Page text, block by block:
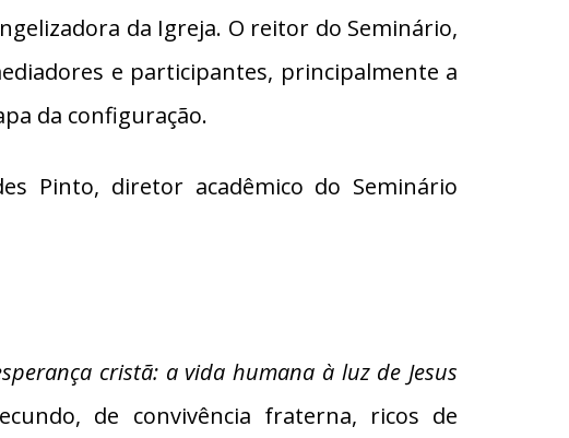
da Igreja. O reitor do Seminário,
e participantes, principalmente a
da configuração.
Pinto, diretor acadêmico do Seminário
cristã: a vida humana à luz de Jesus
de convivência fraterna, ricos de